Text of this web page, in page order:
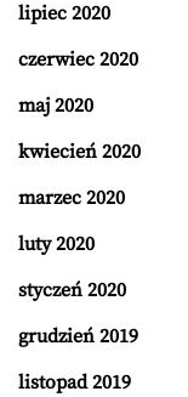
lipiec 2020
czerwiec 2020
maj 2020
kwiecień 2020
marzec 2020
luty 2020
styczeń 2020
grudzień 2019
listopad 2019